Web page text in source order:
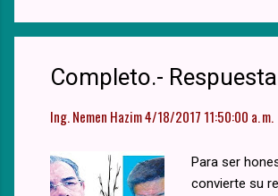
Completo.-
Ing. Nemen Hazim4/18/2017 11:50:00 a. m.
Para ser
convierte su